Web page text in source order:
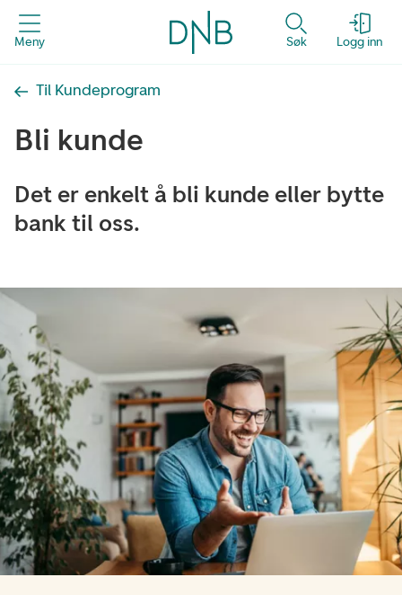
Meny Søk Logg inn
Til Kundeprogram
Bli kunde
Det er enkelt å bli kunde eller bytte
bank til oss.